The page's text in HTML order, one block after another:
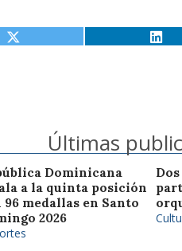
Últimas
Dominicana
a la quinta posición
96 medallas en Santo
2026